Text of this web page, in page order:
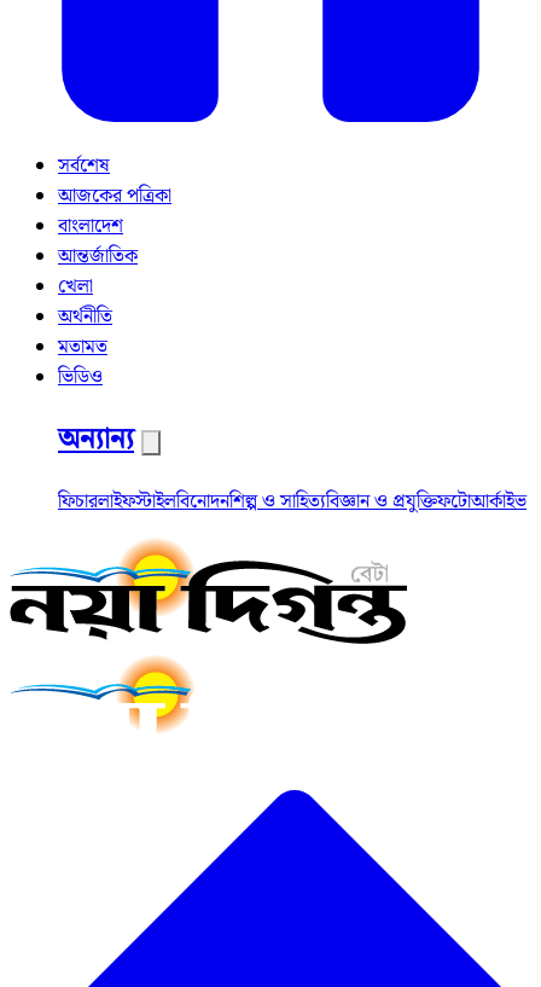
সর্বশেষ
আজকের পত্রিকা
বাংলাদেশ
আন্তর্জাতিক
খেলা
অর্থনীতি
মতামত
ভিডিও
অন্যান্য
ফিচারলাইফস্টাইলবিনোদনশিল্প ও সাহিত্যবিজ্ঞান ও প্রযুক্তিফটোআর্কাইভ